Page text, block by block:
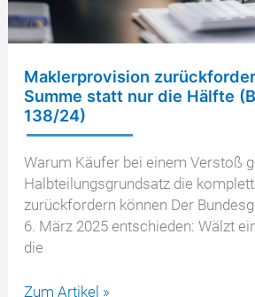
Maklerprovision
Summe statt nur die Hälfte
138/24)
Warum Käufer bei einem Verstoß
Halbteilungsgrundsatz die
zurückfordern können Der
6. März 2025 entschieden: Wälzt
die
Maklerprovision
Zum Artikel »